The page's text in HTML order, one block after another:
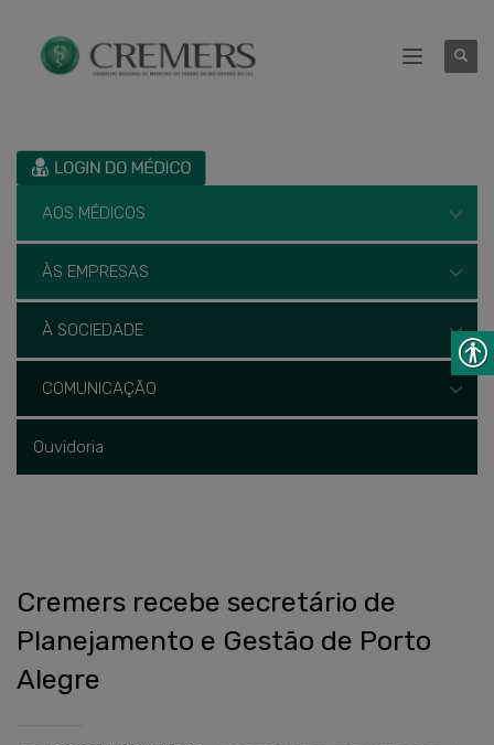
AOS MÉDICOS
ÀS EMPRESAS
À SOCIEDADE
COMUNICAÇÃO
Ouvidoria
Cremers recebe secretário de
Planejamento e Gestão de Porto
Alegre